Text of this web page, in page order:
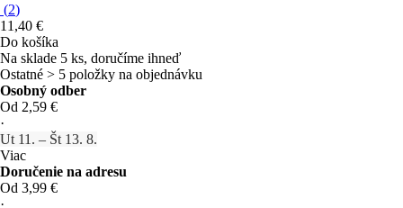
(2)
11,40 €
Do košíka
Na sklade 5 ks, doručíme ihneď
Ostatné > 5 položky na objednávku
Osobný odber
Od 2,59 €
·
Ut 11. – Št 13. 8.
Viac
Doručenie na adresu
Od 3,99 €
·